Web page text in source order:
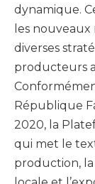
dynamique.
les
diverses
producteurs
République
2020, la
qui met le
production,